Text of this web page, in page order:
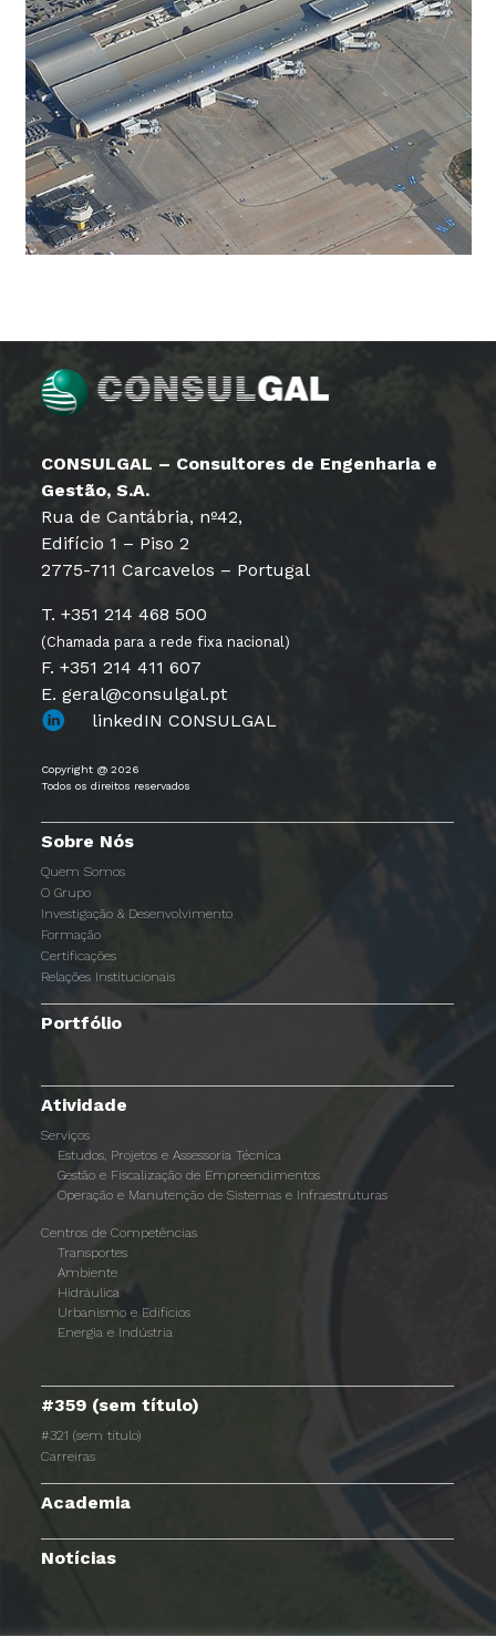
CONSULGAL – Consultores de Engenharia e
Gestão, S.A.
Rua de Cantábria, nº42,
Edifício 1 – Piso 2
2775-711 Carcavelos – Portugal
T. +351 214 468 500
(Chamada para a rede fixa nacional)
F. +351 214 411 607
E. geral@consulgal.pt
linkedIN CONSULGAL
Copyright @ 2026
Todos os direitos reservados
Sobre Nós
Quem Somos
O Grupo
Investigação & Desenvolvimento
Formação
Certificações
Relações Institucionais
Portfólio
Atividade
Serviços
Estudos, Projetos e Assessoria Técnica
Gestão e Fiscalização de Empreendimentos
Operação e Manutenção de Sistemas e Infraestruturas
Centros de Competências
Transportes
Ambiente
Hidráulica
Urbanismo e Edifícios
Energia e Indústria
#359 (sem título)
#321 (sem título)
Carreiras
Academia
Notícias